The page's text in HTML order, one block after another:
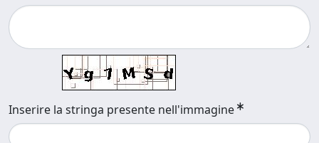
Inserire la stringa presente nell'immagine